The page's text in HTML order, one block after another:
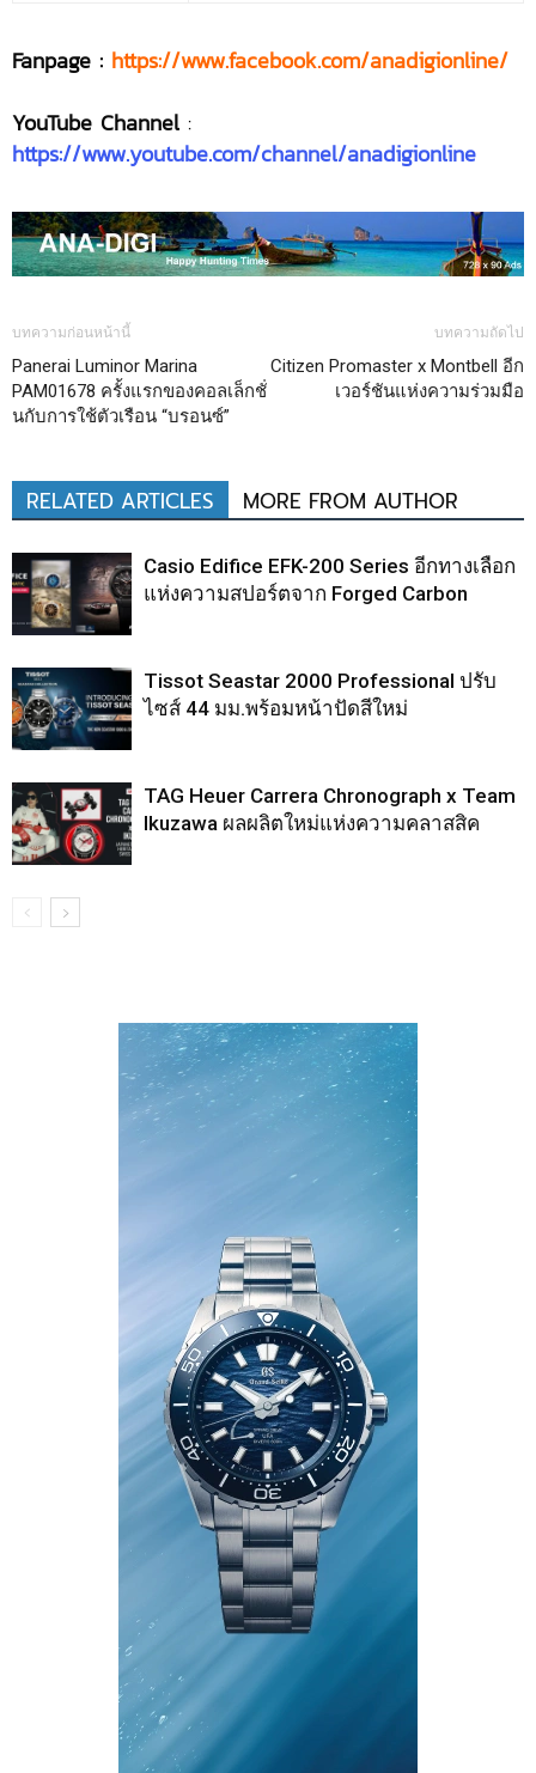
Fanpage : https://www.facebook.com/anadigionline/
YouTube Channel :
https://www.youtube.com/channel/anadigionline
บทความก่อนหน้านี้
Panerai Luminor Marina
PAM01678 ครั้งแรกของคอลเล็กชั่
นกับการใช้ตัวเรือน “บรอนซ์”
บทความถัดไป
Citizen Promaster x Montbell อีก
เวอร์ชันแห่งความร่วมมือ
RELATED ARTICLES MORE FROM AUTHOR
Casio Edifice EFK-200 Series อีกทางเลือก
แห่งความสปอร์ตจาก Forged Carbon
Tissot Seastar 2000 Professional ปรับ
ไซส์ 44 มม.พร้อมหน้าปัดสีใหม่
TAG Heuer Carrera Chronograph x Team
Ikuzawa ผลผลิตใหม่แห่งความคลาสสิค